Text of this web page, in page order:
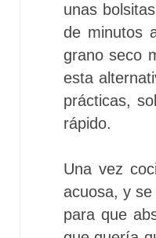
unas
de minutos
grano seco
esta
prácticas,
rápido.
Una vez
acuosa, y
para que